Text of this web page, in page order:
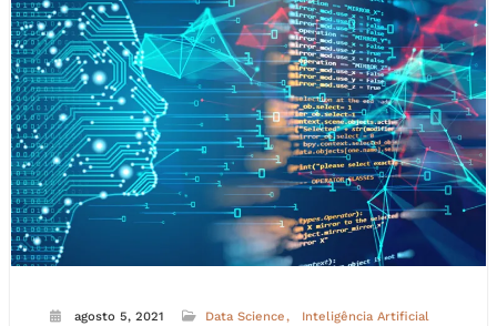
agosto 5, 2021 Data Science
Inteligência Artificial